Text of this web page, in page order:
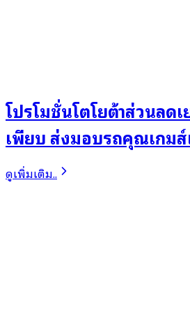
โปรโมชั่นโตโยต้าส่วนลด
เพียบ ส่งมอบรถคุณเกมส์
ดูเพิ่มเติม..